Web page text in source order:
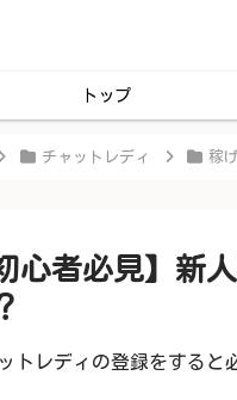
トップ
チャットレディ 稼
心者必見】新
トレディの登録をすると